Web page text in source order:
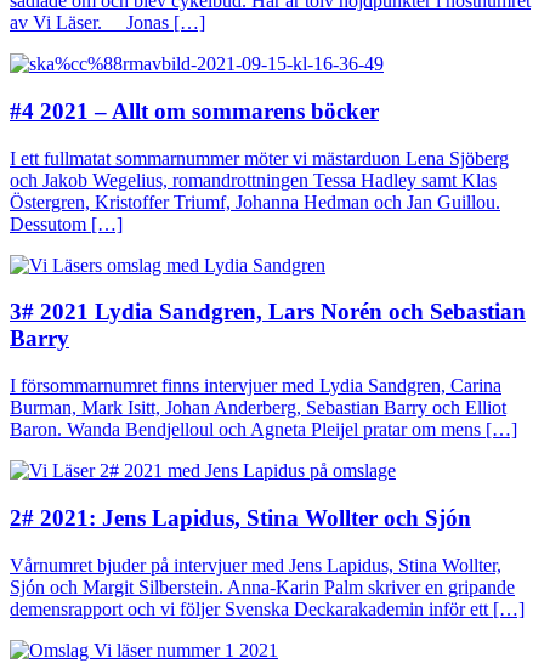
av Vi Läser. Jonas […]
#4 2021 – Allt om sommarens böcker
I ett fullmatat sommarnummer möter vi mästarduon Lena Sjöberg
och Jakob Wegelius, romandrottningen Tessa Hadley samt Klas
Östergren, Kristoffer Triumf, Johanna Hedman och Jan Guillou.
Dessutom […]
3# 2021 Lydia Sandgren, Lars Norén och Sebastian
Barry
I försommarnumret finns intervjuer med Lydia Sandgren, Carina
Burman, Mark Isitt, Johan Anderberg, Sebastian Barry och Elliot
Baron. Wanda Bendjelloul och Agneta Pleijel pratar om mens […]
2# 2021: Jens Lapidus, Stina Wollter och Sjón
Vårnumret bjuder på intervjuer med Jens Lapidus, Stina Wollter,
Sjón och Margit Silberstein. Anna-Karin Palm skriver en gripande
demensrapport och vi följer Svenska Deckarakademin inför ett […]